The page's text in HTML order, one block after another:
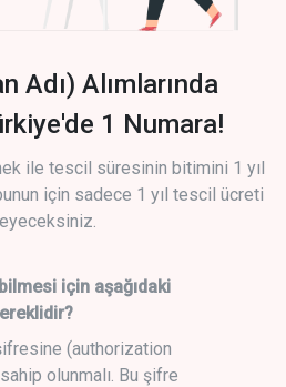
Adı) Alımlarında
1 Numara!
ile tescil süresinin bitimini 1 yıl
için sadece 1 yıl tescil ücreti
için aşağıdaki
(authorization
olunmalı. Bu şifre